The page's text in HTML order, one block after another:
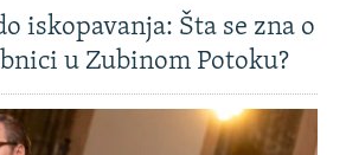
iskopavanja: Šta se zna o
u Zubinom Potoku?